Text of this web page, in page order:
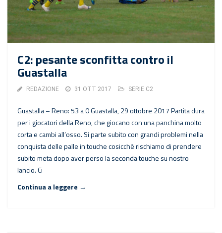
C2: pesante sconfitta contro il
Guastalla
REDAZIONE 31 OTT 2017 SERIE C2
Guastalla – Reno: 53 a 0 Guastalla, 29 ottobre 2017 Partita dura
per i giocatori della Reno, che giocano con una panchina molto
corta e cambi all’osso. Si parte subito con grandi problemi nella
conquista delle palle in touche cosicché rischiamo di prendere
subito meta dopo aver perso la seconda touche su nostro
lancio. Ci
Continua a leggere →